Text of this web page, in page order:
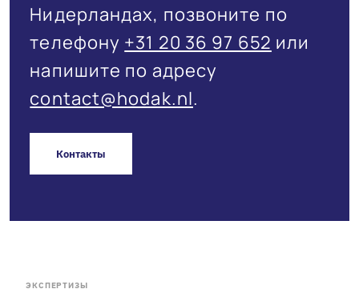
Нидерландах, позвоните по
телефону +31 20 36 97 652 или
напишите по адресу
contact@hodak.nl.
Контакты
ЭКСПЕРТИЗЫ